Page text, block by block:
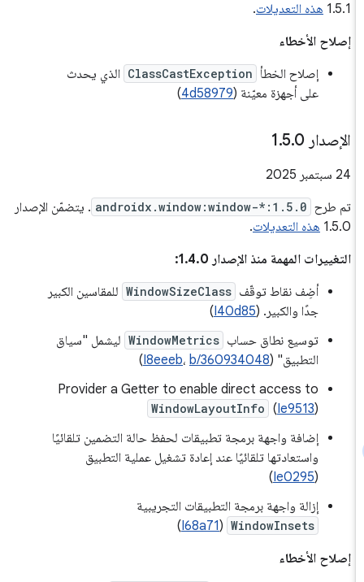
1.5.1 هذه التعديلات.
إصلاح الأخطاء
إصلاح الخطأ ClassCastException الذي يحدث
على أجهزة معيّنة (4d58979
)
الإصدار 1 .5.0
‫24 سبتمبر 2025
تم طرح androidx.window:window-*:1.5.0 . يتضمّن الإصدار
1.5.0 هذه التعديلات.
التغييرات المهمة منذ الإصدار 1.4.0:
أضِف نقاط توقّف WindowSizeClass للمقاسين الكبير
جدًا والكبير. (I40d85
)
توسيع نطاق حساب WindowMetrics ليشمل "سياق
التطبيق" (
I8eeeb،b/360934048
)
Provider a Getter to enable direct access to
WindowLayoutInfo (Ie9513
إضافة واجهة برمجة تطبيقات لحفظ حالة التضمين تلقائيًا
واستعادتها تلقائيًا عند إعادة تشغيل عملية التطبيق
Ie0295
)
إزالة واجهة برمجة التطبيقات التجريبية
WindowInsets
(
I68a71
)
إصلاح الأخطاء